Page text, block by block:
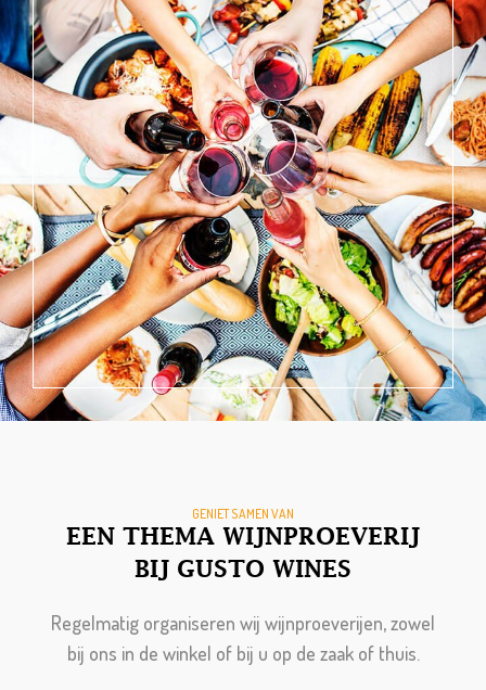
GENIET SAMEN VAN
EEN THEMA WIJNPROEVERIJ
BIJ GUSTO WINES
Regelmatig organiseren wij wijnproeverijen, zowel
bij ons in de winkel of bij u op de zaak of thuis.